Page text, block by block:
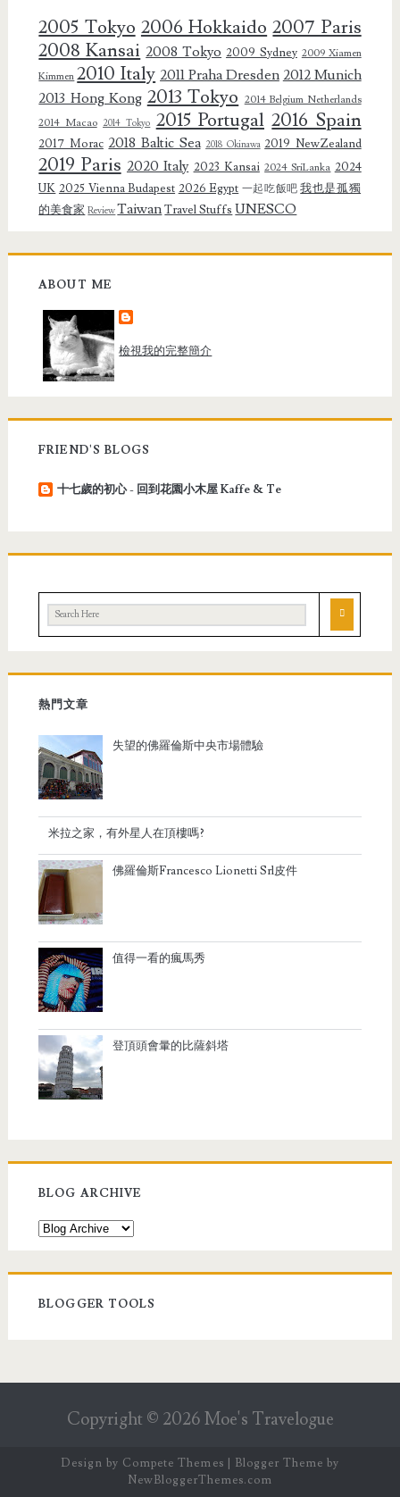
2005 Tokyo 2006 Hokkaido 2007 Paris
2008 Kansai 2008 Tokyo 2009 Sydney 2009 Xiamen
Kimmen 2010 Italy 2011 Praha Dresden 2012 Munich
2013 Hong Kong 2013 Tokyo 2014 Belgium Netherlands
2014 Macao 2014 Tokyo 2015 Portugal 2016 Spain
2017 Morac 2018 Baltic Sea 2018 Okinawa 2019 NewZealand
2019 Paris 2020 Italy 2023 Kansai 2024 SriLanka 2024
UK 2025 Vienna Budapest 2026 Egypt 一起吃飯吧 我也是孤獨
的美食家 ReviewTaiwan Travel Stuffs UNESCO
ABOUT ME
檢視我的完整簡介
FRIEND'S BLOGS
十七歲的初心 - 回到花園小木屋 Kaffe & Te
熱門文章
失望的佛羅倫斯中央市場體驗
米拉之家，有外星人在頂樓嗎?
佛羅倫斯Francesco Lionetti Srl皮件
值得一看的瘋馬秀
登頂頭會暈的比薩斜塔
BLOG ARCHIVE
BLOGGER TOOLS
Copyright © 2026 Moe's Travelogue
Design by Compete Themes | Blogger Theme by
NewBloggerThemes.com